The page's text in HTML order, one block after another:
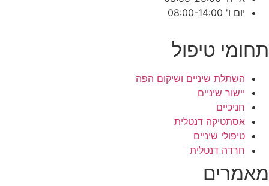
יום ו' 08:00-14:00
תחומי טיפול
השתלת שיניים ושיקום הפה
יישור שיניים
חניכיים
אסתטיקה דנטלית
טיפולי שיניים
חרדה דנטלית
מאמרים